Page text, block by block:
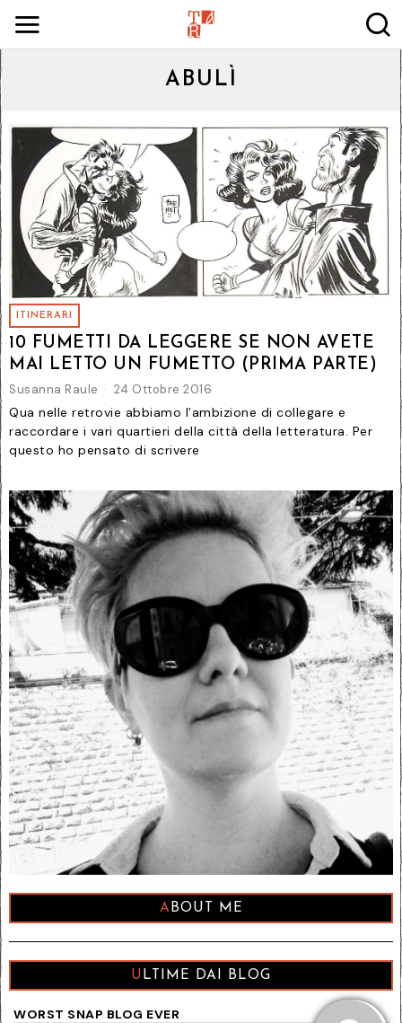
ABULÌ
ITINERARI
10 FUMETTI DA LEGGERE SE NON AVETE
MAI LETTO UN FUMETTO (PRIMA PARTE)
Susanna Raule 24 Ottobre 2016
Qua nelle retrovie abbiamo l’ambizione di collegare e
raccordare i vari quartieri della città della letteratura. Per
questo ho pensato di scrivere
ABOUT ME
ULTIME DAI BLOG
WORST SNAP BLOG EVER